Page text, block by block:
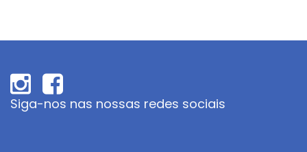
Siga-nos nas nossas redes sociais